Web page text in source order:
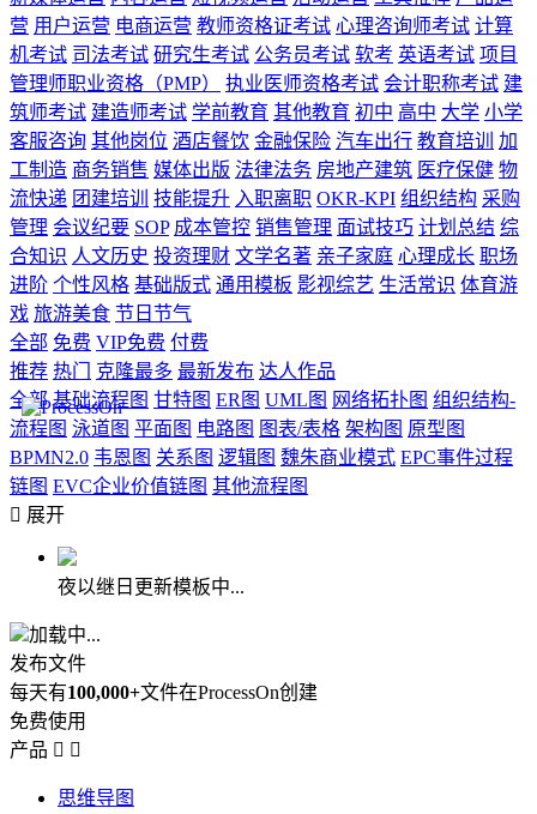
营 用户运营 电商运营 教师资格证考试 心理咨询师考试 计算
机考试 司法考试 研究生考试 公务员考试 软考 英语考试 项目
管理师职业资格（PMP）
执业医师资格考试 会计职称考试 建
筑师考试 建造师考试 学前教育 其他教育 初中 高中 大学 小学
客服咨询 其他岗位 酒店餐饮 金融保险 汽车出行 教育培训
加
工制造 商务销售 媒体出版 法律法务 房地产建筑 医疗保健 物
流快递 团建培训 技能提升 入职离职 OKR-KPI 组织结构 采购
管理 会议纪要 SOP 成本管控 销售管理 面试技巧 计划总结 综
合知识 人文历史 投资理财 文学名著 亲子家庭 心理成长 职场
进阶 个性风格 基础版式 通用模板 影视综艺 生活常识 体育游
戏 旅游美食 节日节气
全部 免费 VIP免费 付费
推荐 热门 克隆最多 最新发布 达人作品
全部 基础流程图 甘特图 ER图 UML图 网络拓扑图 组织结构-
流程图 泳道图 平面图 电路图 图表/表格 架构图 原型图
BPMN2.0 韦恩图 关系图 逻辑图 魏朱商业模式 EPC事件过程
链图 EVC企业价值链图 其他流程图
 展开
夜以继日更新模板中...
加载中...
发布文件
每天有100,000+文件在ProcessOn创建
免费使用
产品  
思维导图